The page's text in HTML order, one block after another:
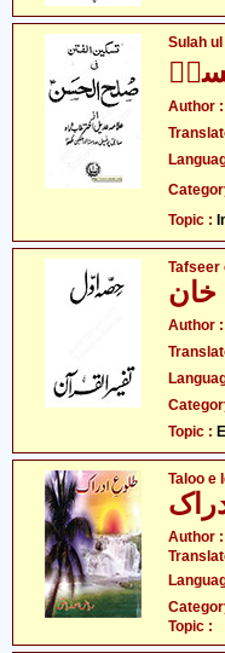
Sulah
Author :
Topic :
Tafseer
خان
Author :
Topic :
Taloo e
Author :
Topic :